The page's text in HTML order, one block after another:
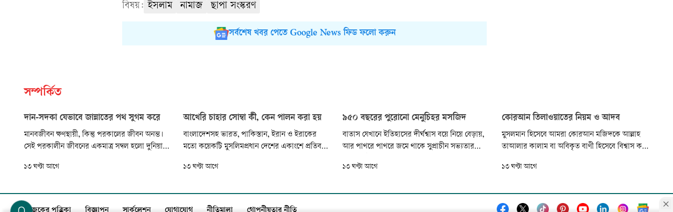
বিষয়: ইসলাম নামাজ ছাপা সংস্করণ
সর্বশেষ খবর পেতে Google News ফিড ফলো করুন
সম্পর্কিত
দান-সদকা যেভাবে জান্নাতের পথ সুগম করে
মানবজীবন ক্ষণস্থায়ী, কিন্তু পরকালের জীবন অনন্ত।
সেই পরকালীন জীবনের একমাত্র সম্বল হলো দুনিয়ার
যত সহজ ও বরকতময় মাধ্যম রয়েছে, তার মধ্যে দান-
প্রকাশ্যে দান-সদকা করার জন্য বারবার উৎসাহিত
করা হয়েছে।
১৩ ঘণ্টা আগে
আখেরি চাহার সোম্বা কী, কেন পালন করা হয়
বাংলাদেশসহ ভারত, পাকিস্তান, ইরান ও ইরাকের
মতো কয়েকটি মুসলিমপ্রধান দেশের একাংশে প্রতিবছর
পালিত হতে দেখা যায়। ফারসি এই বাক্যটির আক্ষরিক
‘আখেরি’ অর্থ শেষ, ‘চাহর’ অর্থ সফর মাস এবং ‘সোম্বা’
অর্থ বুধবার)।
১৩ ঘণ্টা আগে
৯৫০ বছরের পুরোনো মেনুচিহর মসজিদ
বাতাস যেখানে ইতিহাসের দীর্ঘশ্বাস বয়ে নিয়ে বেড়ায়,
আর পাথরে পাথরে জমে থাকে সুপ্রাচীন সভ্যতার
প্রান্তরজুড়ে দাঁড়িয়ে আছে ‘আনি’ প্রত্নতাত্ত্বিক এলাকা।
শতাব্দীর প্রাচীন এই ঐতিহাসিক সীমান্তে একসময়
১৩ ঘণ্টা আগে
কোরআন তিলাওয়াতের নিয়ম ও আদব
মুসলমান হিসেবে আমরা কোরআন মজিদকে আল্লাহ
তাআলার কালাম বা অবিকৃত বাণী হিসেবে বিশ্বাস করি
কোরআনের ফজিলত লাভ এবং এর হিদায়াত
থাকি। তবে দুঃখজনক হলেও সত্য, আমাদের অনেকেই
কোরআন তিলাওয়াতের মৌলিক আদব ও নীতিমালা...
১৩ ঘণ্টা আগে